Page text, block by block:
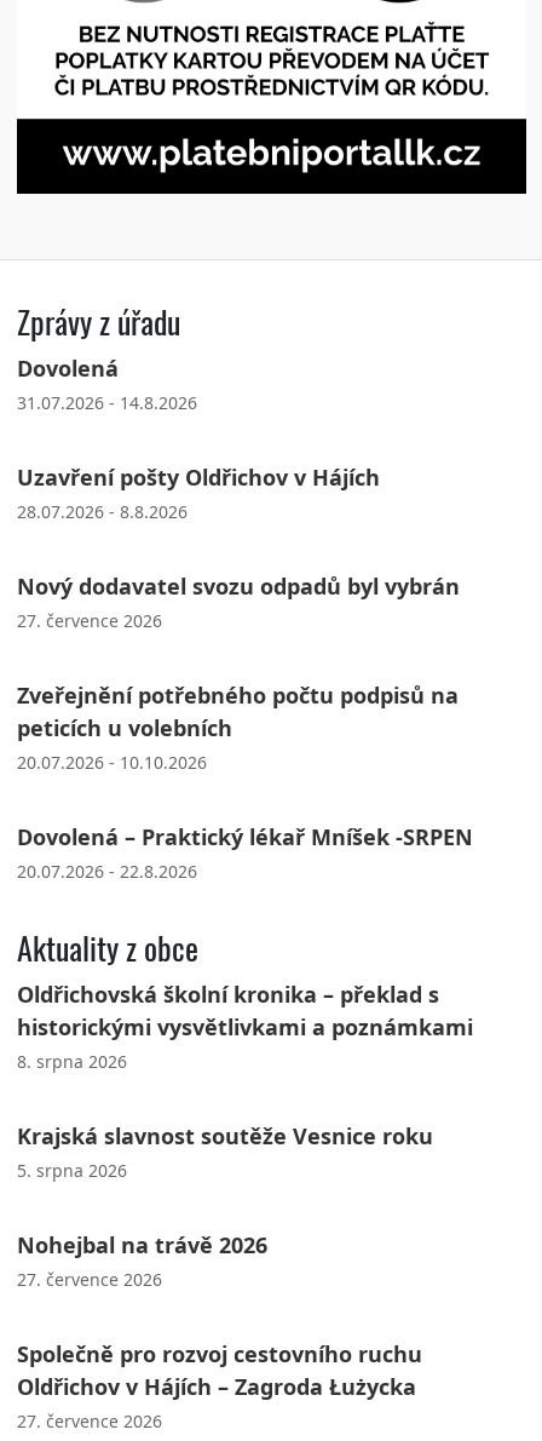
Zprávy z úřadu
Dovolená
31.07.2026 - 14.8.2026
Uzavření pošty Oldřichov v Hájích
28.07.2026 - 8.8.2026
Nový dodavatel svozu odpadů byl vybrán
27. července 2026
Zveřejnění potřebného počtu podpisů na
peticích u volebních
20.07.2026 - 10.10.2026
Dovolená – Praktický lékař Mníšek -SRPEN
20.07.2026 - 22.8.2026
Aktuality z obce
Oldřichovská školní kronika – překlad s
historickými vysvětlivkami a poznámkami
8. srpna 2026
Krajská slavnost soutěže Vesnice roku
5. srpna 2026
Nohejbal na trávě 2026
27. července 2026
Společně pro rozvoj cestovního ruchu
Oldřichov v Hájích – Zagroda Łużycka
27. července 2026